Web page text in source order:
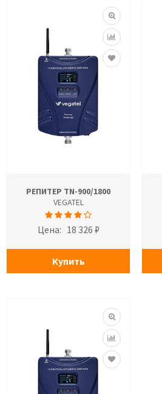
РЕПИТЕР TN-900/1800
VEGATEL
Цена: 18 326 ₽
Купить